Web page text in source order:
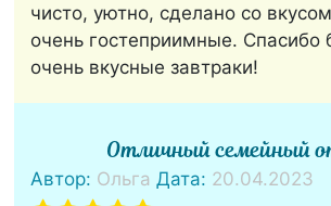
чисто, уютно, сделано со
очень гостеприимные. Спасибо
очень вкусные завтраки!
Отличный семейный
Автор: Ольга Дата: 20.04.2023